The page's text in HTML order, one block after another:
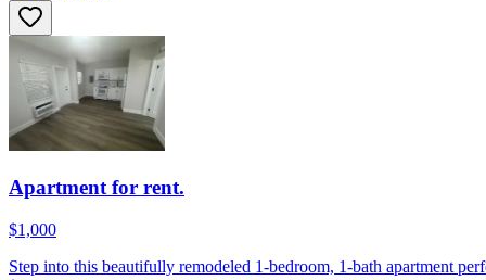
Apartment for rent.
$1,000
Step into this beautifully remodeled 1-bedroom, 1-bath apartment